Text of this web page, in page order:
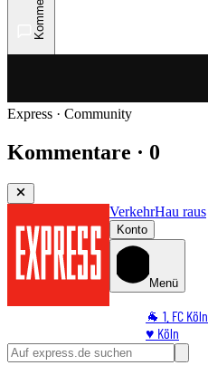
Express · Community
Kommentare · 0
VerkehrHau raus
Konto
Menü
🐐 1. FC Köln
♥️ Köln
⭐ Promi